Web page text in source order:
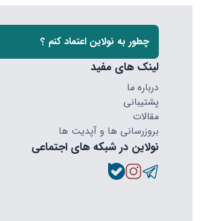
چطور به نولاین اعتماد کنم ؟
لینک های مفید
درباره ما
پشتیبانی
مقالات
بروزرسانی ها و آپدیت ها
نولاین در شبکه های اجتماعی